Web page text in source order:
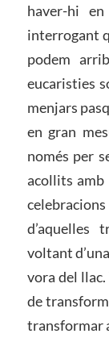
haver-hi
interrogant
podem
eucaristies
menjars
en gran
només per
acollits
d’aquelles
voltant
vora del
de
transformar